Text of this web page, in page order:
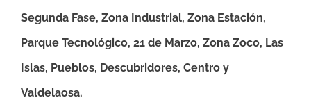
Segunda Fase, Zona Industrial, Zona Estación,
Parque Tecnológico, 21 de Marzo, Zona Zoco, Las
Islas, Pueblos, Descubridores, Centro y
Valdelaosa.